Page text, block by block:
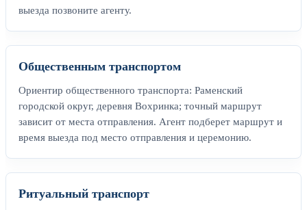
выезда позвоните агенту.
Общественным транспортом
Ориентир общественного транспорта: Раменский
городской округ, деревня Вохринка; точный маршрут
зависит от места отправления. Агент подберет маршрут и
время выезда под место отправления и церемонию.
Ритуальный транспорт